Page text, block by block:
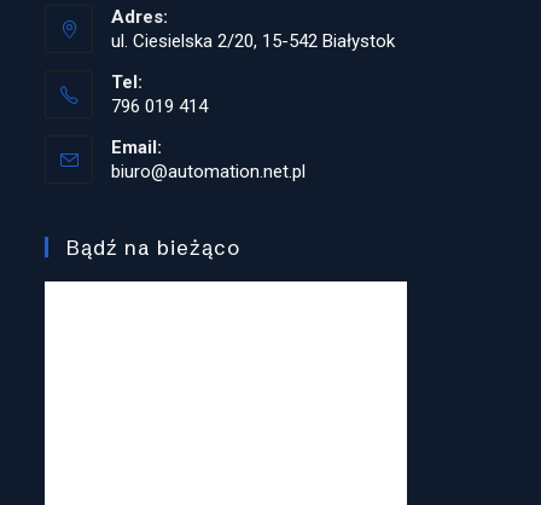
Adres:
ul. Ciesielska 2/20, 15-542 Białystok
Tel:
796 019 414
in
Email:
biuro@automation.net.pl
Bądź na bieżąco